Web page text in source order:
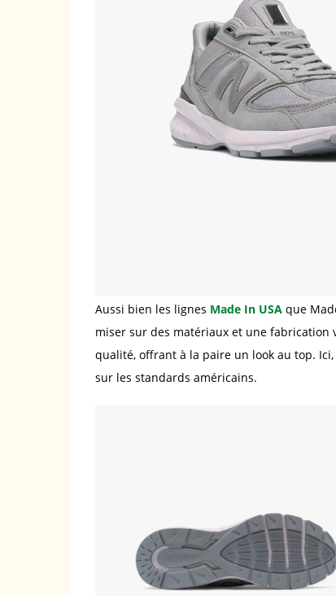
Aussi bien les lignes Made In USA que
miser sur des matériaux et une fabrication
qualité, offrant à la paire un look au top. Ici,
sur les standards américains.